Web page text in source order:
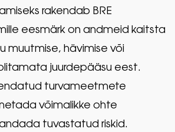
rakendab BRE
eesmärk on andmeid kaitsta
muutmise, hävimise või
juurdepääsu eest.
turvameetmete
võimalikke ohte
tuvastatud riskid.